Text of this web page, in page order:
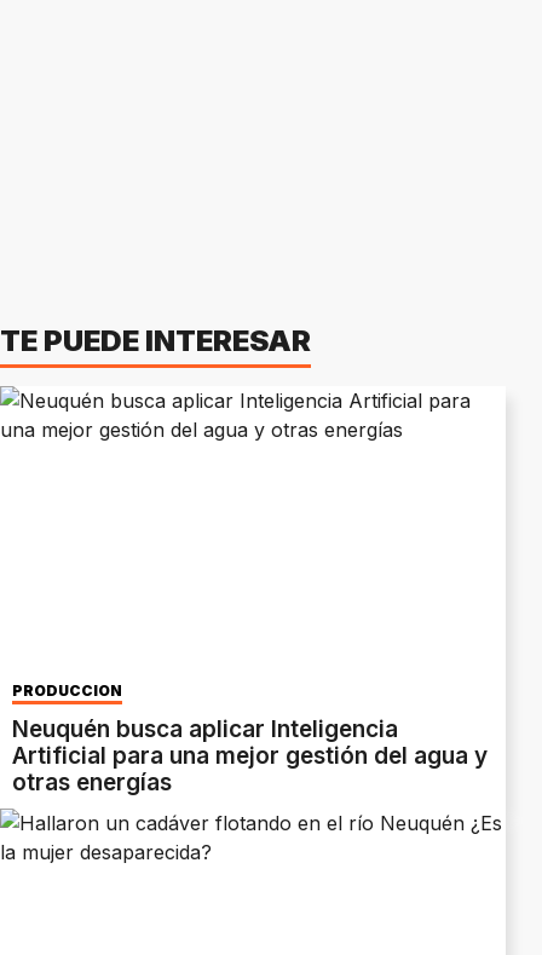
TE PUEDE INTERESAR
PRODUCCIÓN
Neuquén busca aplicar Inteligencia
Artificial para una mejor gestión del agua y
otras energías